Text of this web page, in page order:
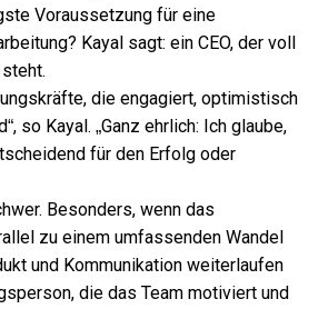
Voraussetzung für eine
Kayal sagt: ein CEO, der voll
die engagiert, optimistisch
so Kayal. „Ganz ehrlich: Ich glaube,
für den Erfolg oder
Besonders, wenn das
zu einem umfassenden Wandel
und Kommunikation weiterlaufen
die das Team motiviert und